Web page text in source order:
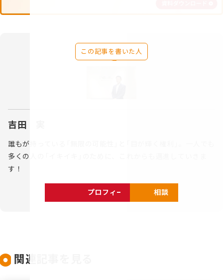
この記事を書いた人
吉田 実
誰もが持っている「無限の可能性」と「目が輝く権利」。一人でも
多くの人の「イキイキ」のために、これからも邁進していきま
す！
プロフィールを見る 相談する
関連記事を見る